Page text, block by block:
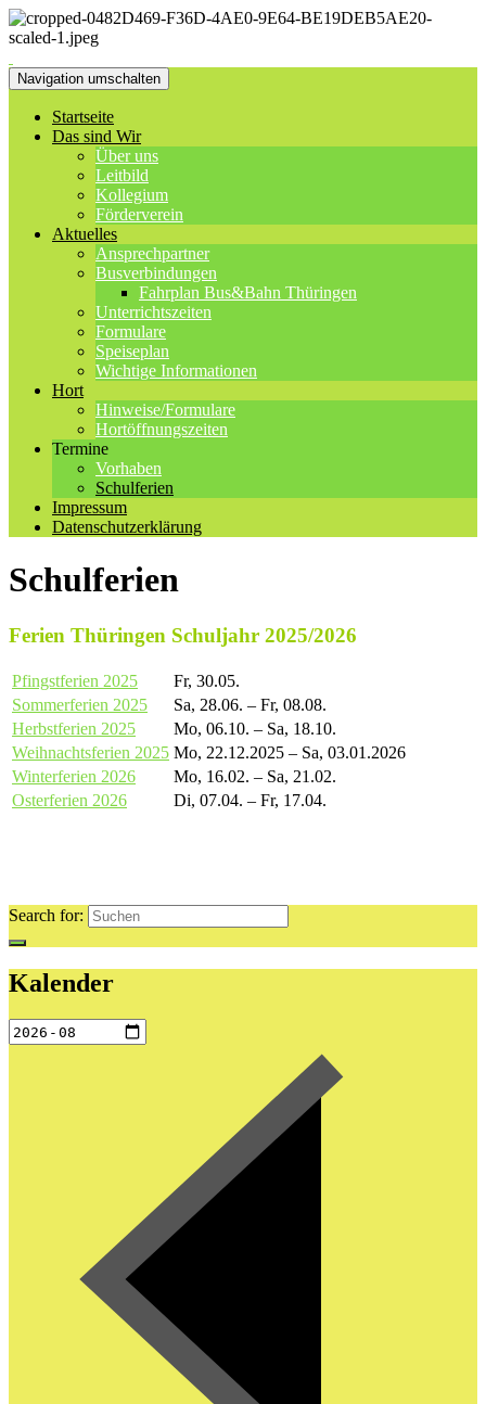
Navigation umschalten
Startseite
Das sind Wir
Über uns
Leitbild
Kollegium
Förderverein
Aktuelles
Ansprechpartner
Busverbindungen
Fahrplan Bus&Bahn Thüringen
Unterrichtszeiten
Formulare
Speiseplan
Wichtige Informationen
Hort
Hinweise/Formulare
Hortöffnungszeiten
Termine
Vorhaben
Schulferien
Impressum
Datenschutzerklärung
Schulferien
Ferien Thüringen Schuljahr 2025/2026
Pfingstferien 2025
Fr, 30.05.
Sommerferien 2025
Sa, 28.06. – Fr, 08.08.
Herbstferien 2025
Mo, 06.10. – Sa, 18.10.
Weihnachtsferien 2025 Mo, 22.12.2025 – Sa, 03.01.2026
Winterferien 2026
Mo, 16.02. – Sa, 21.02.
Osterferien 2026
Di, 07.04. – Fr, 17.04.
Search for:
Kalender